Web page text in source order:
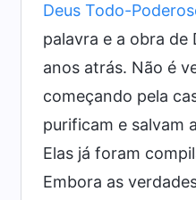
Deus Todo-
palavra e a obra de
anos atrás. Não é
começando pela
purificam e salvam
Elas já foram
Embora as